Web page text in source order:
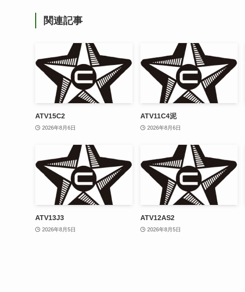
関連記事
ATV15C2
2026年8月6日
ATV11C4泥
2026年8月6日
ATV13J3
2026年8月5日
ATV12AS2
2026年8月5日